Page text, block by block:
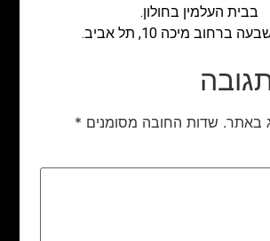
בבית העלמין בחולון.
ברחוב מיכה 10, תל אביב.
באתר. שדות החובה מסומנים *